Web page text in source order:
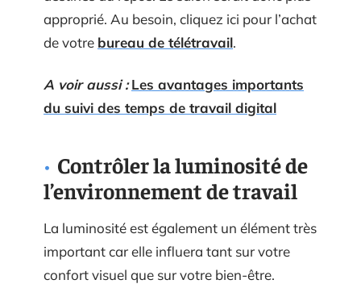
approprié. Au besoin, cliquez ici pour l’achat
de votre bureau de télétravail.
A voir aussi : Les avantages importants
du suivi des temps de travail digital
Contrôler la luminosité de
l’environnement de travail
La luminosité est également un élément très
important car elle influera tant sur votre
confort visuel que sur votre bien-être.